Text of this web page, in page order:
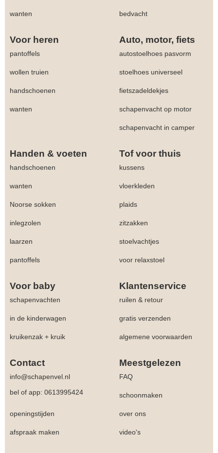
wanten bedvacht
Voor heren Auto, motor, fiets
pantoffels autostoelhoes pasvorm
wollen truien stoelhoes universeel
handschoenen fietszadeldekjes
wanten schapenvacht op motor
schapenvacht in camper
Handen & voeten Tof voor thuis
handschoenen kussens
wanten vloerkleden
Noorse sokken plaids
inlegzolen zitzakken
laarzen stoelvachtjes
pantoffels voor relaxstoel
Voor baby Klantenservice
schapenvachten ruilen & retour
in de kinderwagen gratis verzenden
kruikenzak + kruik algemene voorwaarden
Contact Meestgelezen
info@schapenvel.nl
FAQ
bel of app: 0613995424
schoonmaken
openingstijden over ons
afspraak maken video's